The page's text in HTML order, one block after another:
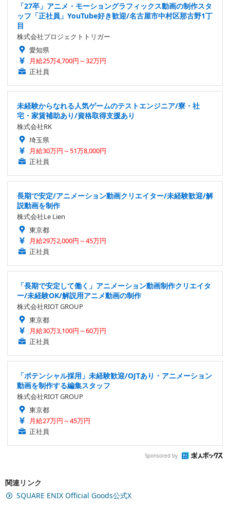
「27卒」アニメ・モーショングラフィックス動画の制作スタ
ッフ「正社員」YouTube好き歓迎/名古屋市中村区那古野1丁
目
株式会社プロジェクトトリガー
愛知県
月給25万4,700円～32万円
正社員
未経験からなれる人気ゲームのテストエンジニア/寮・社
宅・家賃補助あり/資格取得支援あり
株式会社RK
埼玉県
月給30万円～51万8,000円
正社員
長期で安定/アニメーション動画クリエイター/未経験歓迎/解
説動画を制作
株式会社Le Lien
東京都
月給29万2,000円～45万円
正社員
「長期で安定して働く」アニメーション動画制作クリエイタ
ー/未経験OK/解説用アニメ動画の制作
株式会社RIOT GROUP
東京都
月給30万3,100円～60万円
正社員
「ポテンシャル採用」未経験歓迎/OJTあり・アニメーション
動画を制作する編集スタッフ
株式会社RIOT GROUP
東京都
月給27万円～45万円
正社員
Sponsored by
関連リンク
SQUARE ENIX Official Goods公式X